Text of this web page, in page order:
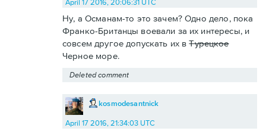
April 17 2016, 20:06:31 UTC
Ну, а Османам-то это зачем? Одно дело, пока
Франко-Британцы воевали за их интересы, и
совсем другое допускать их вТурецкое
Черное море.
Deleted comment
kosmodesantnick
April 17 2016, 21:34:03 UTC